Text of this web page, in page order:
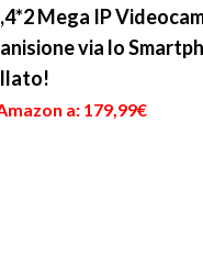
Mega IP
via lo
a: 179,99€